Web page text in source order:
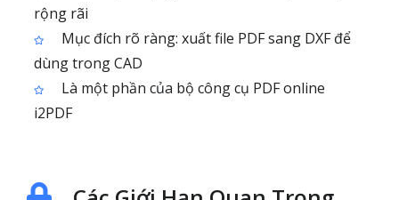
rộng rãi
Mục đích rõ ràng: xuất file PDF sang DXF để
dùng trong CAD
Là một phần của bộ công cụ PDF online
i2PDF